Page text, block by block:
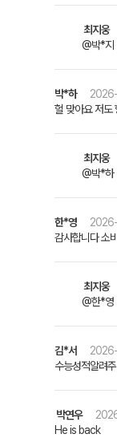
최지웅
@박*지
박*하
헐 맞아요 저도
최지웅
@박*하
한*영
감사합니다 소
최지웅
@한*영
김*서
수능성적알려
박연우
He is back